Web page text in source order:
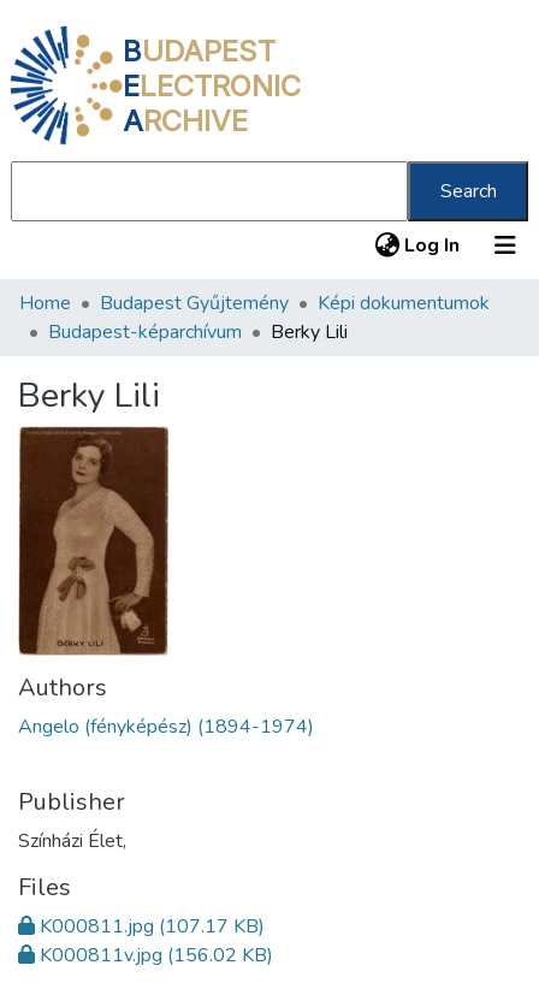
BUDAPEST
ELECTRONIC
ARCHIVE
Search
Log In (current)
Communities & Collections
Statistics
About us
Home Budapest Gyűjtemény
Képi dokumentumok
Budapest-képarchívum
Berky Lili
Berky Lili
Authors
Angelo (fényképész) (1894-1974)
Publisher
Színházi Élet,
Files
K000811.jpg (107.17 KB)
K000811v.jpg (156.02 KB)